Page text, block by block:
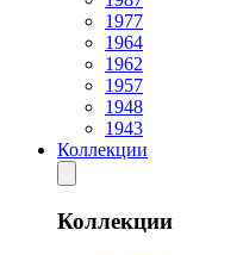
1977
1964
1962
1957
1948
1943
Коллекции
Коллекции